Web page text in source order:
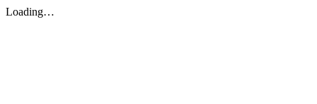
Loading…